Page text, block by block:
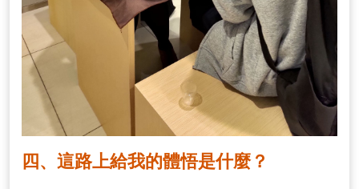
四、這路上給我的體悟是什麼？